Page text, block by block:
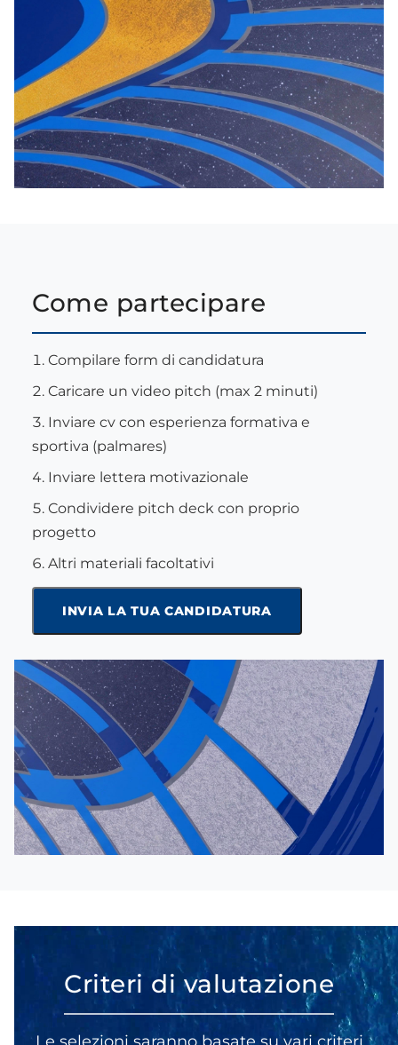
Come partecipare
Compilare form di candidatura
Caricare un video pitch (max 2 minuti)
Inviare cv con esperienza formativa e
sportiva (palmares)
Inviare lettera motivazionale
Condividere pitch deck con proprio
progetto
Altri materiali facoltativi
INVIA LA TUA CANDIDATURA
Criteri di valutazione